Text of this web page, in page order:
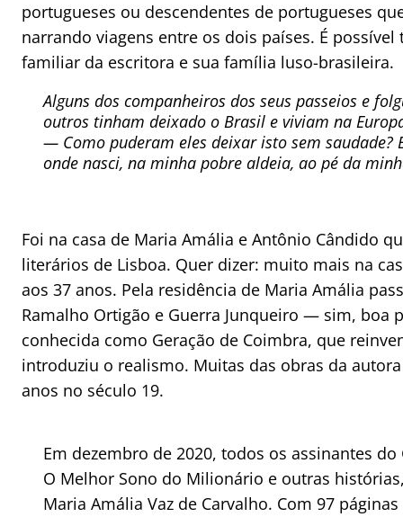
portugueses ou descendentes de portugueses
narrando viagens entre os dois países. É
familiar da escritora e sua família luso-brasileira.
Alguns dos companheiros dos seus passeios e
outros tinham deixado o Brasil e viviam na
— Como puderam eles deixar isto sem saudade?
onde nasci, na minha pobre aldeia, ao pé da
Foi na casa de Maria Amália e Antônio Cândido
literários de Lisboa. Quer dizer: muito mais na
aos 37 anos. Pela residência de Maria Amália
Ramalho Ortigão e Guerra Junqueiro — sim, boa
conhecida como Geração de Coimbra, que
introduziu o realismo. Muitas das obras da
anos no século 19.
Em dezembro de 2020, todos os assinantes
O Melhor Sono do Milionário e outras
Maria Amália Vaz de Carvalho. Com 97